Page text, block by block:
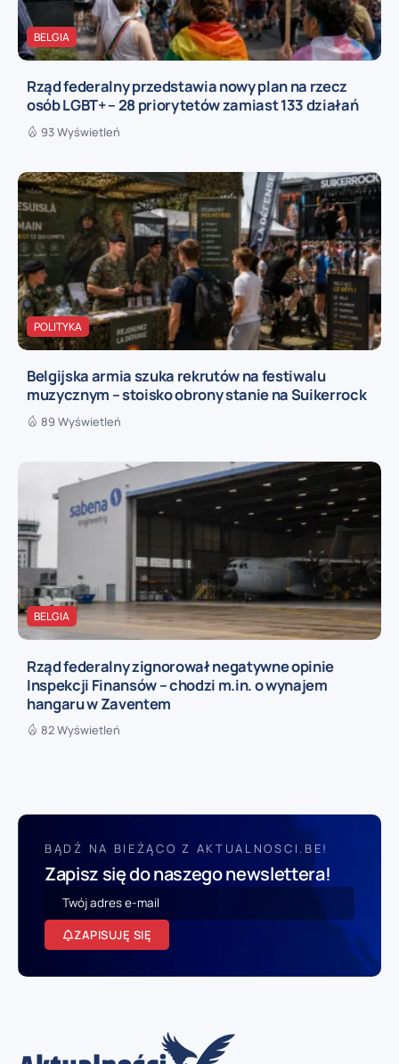
BELGIA
Rząd federalny przedstawia nowy plan na rzecz
osób LGBT+ – 28 priorytetów zamiast 133 działań
93 Wyświetleń
POLITYKA
Belgijska armia szuka rekrutów na festiwalu
muzycznym – stoisko obrony stanie na Suikerrock
89 Wyświetleń
BELGIA
Rząd federalny zignorował negatywne opinie
Inspekcji Finansów – chodzi m.in. o wynajem
hangaru w Zaventem
82 Wyświetleń
BĄDŹ NA BIEŻĄCO Z AKTUALNOSCI.BE!
Zapisz się do naszego newslettera!
ZAPISUJĘ SIĘ